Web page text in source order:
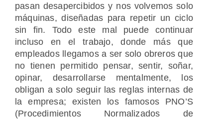
pasan desapercibidos y nos volvemos solo
máquinas, diseñadas para repetir un ciclo
sin fin. Todo este mal puede continuar
incluso en el trabajo, donde más que
empleados llegamos a ser solo obreros que
no tienen permitido pensar, sentir, soñar,
opinar, desarrollarse mentalmente, los
obligan a solo seguir las reglas internas de
la empresa; existen los famosos PNO’S
(Procedimientos Normalizados de